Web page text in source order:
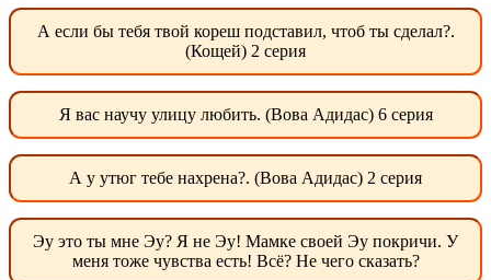
А если бы тебя твой кореш подставил, чтоб ты сделал?.
(Кощей) 2 серия
Я вас научу улицу любить. (Вова Адидас) 6 серия
А у утюг тебе нахрена?. (Вова Адидас) 2 серия
Эу это ты мне Эу? Я не Эу! Мамке своей Эу покричи. У
меня тоже чувства есть! Всё? Не чего сказать?